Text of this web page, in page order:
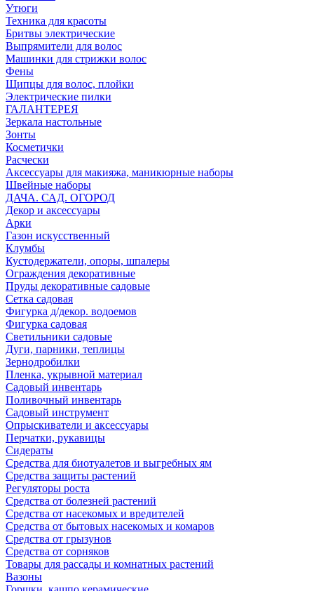
Утюги
Техника для красоты
Бритвы электрические
Выпрямители для волос
Машинки для стрижки волос
Фены
Щипцы для волос, плойки
Электрические пилки
ГАЛАНТЕРЕЯ
Зеркала настольные
Зонты
Косметички
Расчески
Аксессуары для макияжа, маникюрные наборы
Швейные наборы
ДАЧА. САД. ОГОРОД
Декор и аксессуары
Арки
Газон искусственный
Клумбы
Кустодержатели, опоры, шпалеры
Ограждения декоративные
Пруды декоративные садовые
Сетка садовая
Фигурка д/декор. водоемов
Фигурка садовая
Светильники садовые
Дуги, парники, теплицы
Зернодробилки
Пленка, укрывной материал
Садовый инвентарь
Поливочный инвентарь
Садовый инструмент
Опрыскиватели и аксессуары
Перчатки, рукавицы
Сидераты
Средства для биотуалетов и выгребных ям
Средства защиты растений
Регуляторы роста
Средства от болезней растений
Средства от насекомых и вредителей
Средства от бытовых насекомых и комаров
Средства от грызунов
Средства от сорняков
Товары для рассады и комнатных растений
Вазоны